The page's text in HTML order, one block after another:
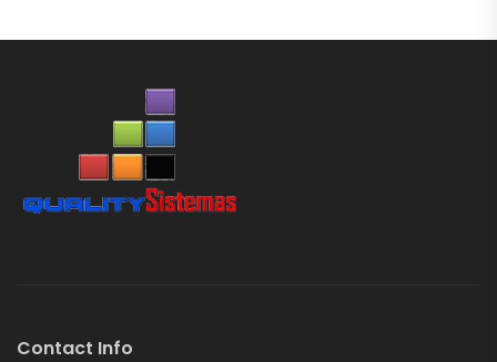
Contact Info